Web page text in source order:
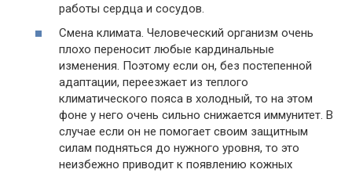
работы сердца и сосудов.
Смена климата. Человеческий организм очень
плохо переносит любые кардинальные
изменения. Поэтому если он, без постепенной
адаптации, переезжает из теплого
климатического пояса в холодный, то на этом
фоне у него очень сильно снижается иммунитет. В
случае если он не помогает своим защитным
силам подняться до нужного уровня, то это
неизбежно приводит к появлению кожных